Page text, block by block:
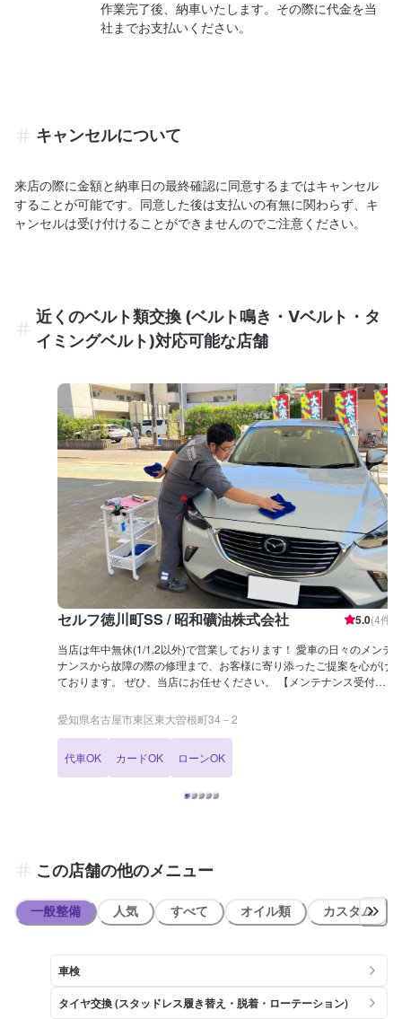
作業完了後、納車いたします。その際に代金を当
社までお支払いください。
キャンセルについて
来店の際に金額と納車日の最終確認に同意するまではキャンセル
することが可能です。同意した後は支払いの有無に関わらず、キ
ャンセルは受け付けることができませんのでご注意ください。
近くのベルト類交換 (ベルト鳴き・Vベルト・タ
イミングベルト)対応可能な店舗
セルフ徳川町SS / 昭和礦油株式会社 5.0(4件)
当店は年中無休(1/1,2以外)で営業しております！ 愛車の日々のメンテ
ナンスから故障の際の修理まで、お客様に寄り添ったご提案を心がけ
ております。 ぜひ、当店にお任せください。 【メンテナンス受付時
18号線の交わる箇所にございます。 東大曽根町交差点の角です。
愛知県名古屋市東区東大曽根町34－2
代車OK カードOK ローンOK
この店舗の他のメニュー
一般整備 人気 すべて オイル類 カスタム
車検
タイヤ交換 (スタッドレス履き替え・脱着・ローテーション)